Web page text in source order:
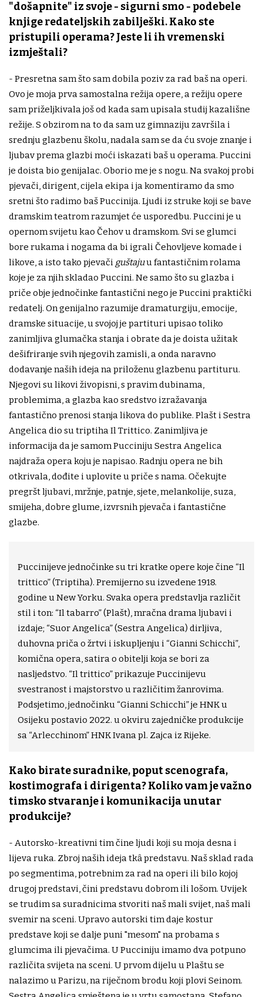
"došapnite" iz svoje - sigurni smo - podebele
knjige redateljskih zabilješki. Kako ste
pristupili operama? Jeste li ih vremenski
izmještali?
- Presretna sam što sam dobila poziv za rad baš na operi.
Ovo je moja prva samostalna režija opere, a režiju opere
sam priželjkivala još od kada sam upisala studij kazališne
režije. S obzirom na to da sam uz gimnaziju završila i
srednju glazbenu školu, nadala sam se da ću svoje znanje i
ljubav prema glazbi moći iskazati baš u operama. Puccini
je doista bio genijalac. Oborio me je s nogu. Na svakoj probi
pjevači, dirigent, cijela ekipa i ja komentiramo da smo
sretni što radimo baš Puccinija. Ljudi iz struke koji se bave
dramskim teatrom razumjet će usporedbu. Puccini je u
opernom svijetu kao Čehov u dramskom. Svi se glumci
bore rukama i nogama da bi igrali Čehovljeve komade i
likove, a isto tako pjevači guštajuu fantastičnim rolama
koje je za njih skladao Puccini. Ne samo što su glazba i
priče obje jednočinke fantastični nego je Puccini praktički
redatelj. On genijalno razumije dramaturgiju, emocije,
dramske situacije, u svojoj je partituri upisao toliko
zanimljiva glumačka stanja i obrate da je doista užitak
dešifriranje svih njegovih zamisli, a onda naravno
dodavanje naših ideja na priloženu glazbenu partituru.
Njegovi su likovi živopisni, s pravim dubinama,
problemima, a glazba kao sredstvo izražavanja
fantastično prenosi stanja likova do publike. Plašt i Sestra
Angelica dio su triptiha Il Trittico. Zanimljiva je
informacija da je samom Pucciniju Sestra Angelica
najdraža opera koju je napisao. Radnju opera ne bih
otkrivala, dođite i uplovite u priče s nama. Očekujte
pregršt ljubavi, mržnje, patnje, sjete, melankolije, suza,
smijeha, dobre glume, izvrsnih pjevača i fantastične
glazbe.
Puccinijeve jednočinke su tri kratke opere koje čine “Il
trittico” (Triptiha). Premijerno su izvedene 1918.
godine u New Yorku. Svaka opera predstavlja različit
stil i ton: “Il tabarro” (Plašt), mračna drama ljubavi i
izdaje; “Suor Angelica” (Sestra Angelica) dirljiva,
duhovna priča o žrtvi i iskupljenju i “Gianni Schicchi”,
komična opera, satira o obitelji koja se bori za
nasljedstvo. “Il trittico” prikazuje Puccinijevu
svestranost i majstorstvo u različitim žanrovima.
Podsjetimo, jednočinku “Gianni Schicchi” je HNK u
Osijeku postavio 2022. u okviru zajedničke produkcije
sa “Arlecchinom” HNK Ivana pl. Zajca iz Rijeke.
Kako birate suradnike, poput scenografa,
kostimografa i dirigenta? Koliko vam je važno
timsko stvaranje i komunikacija unutar
produkcije?
- Autorsko-kreativni tim čine ljudi koji su moja desna i
lijeva ruka. Zbroj naših ideja tkȃ predstavu. Naš sklad rada
po segmentima, potrebnim za rad na operi ili bilo kojoj
drugoj predstavi, čini predstavu dobrom ili lošom. Uvijek
se trudim sa suradnicima stvoriti naš mali svijet, naš mali
svemir na sceni. Upravo autorski tim daje kostur
predstave koji se dalje puni "mesom" na probama s
glumcima ili pjevačima. U Pucciniju imamo dva potpuno
različita svijeta na sceni. U prvom dijelu u Plaštu se
nalazimo u Parizu, na riječnom brodu koji plovi Seinom.